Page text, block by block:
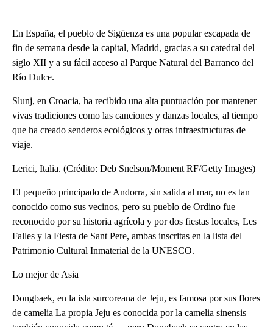
En España, el pueblo de Sigüenza es una popular escapada de
fin de semana desde la capital, Madrid, gracias a su catedral del
siglo XII y a su fácil acceso al Parque Natural del Barranco del
Río Dulce.
Slunj, en Croacia, ha recibido una alta puntuación por mantener
vivas tradiciones como las canciones y danzas locales, al tiempo
que ha creado senderos ecológicos y otras infraestructuras de
viaje.
Lerici, Italia. (Crédito: Deb Snelson/Moment RF/Getty Images)
El pequeño principado de Andorra, sin salida al mar, no es tan
conocido como sus vecinos, pero su pueblo de Ordino fue
reconocido por su historia agrícola y por dos fiestas locales, Les
Falles y la Fiesta de Sant Pere, ambas inscritas en la lista del
Patrimonio Cultural Inmaterial de la UNESCO.
Lo mejor de Asia
Dongbaek, en la isla surcoreana de Jeju, es famosa por sus flores
de camelia La propia Jeju es conocida por la camelia sinensis —